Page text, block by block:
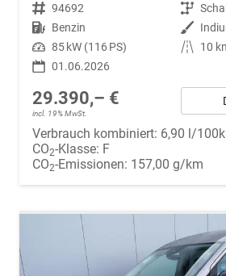
Fahrzeugnr. 94692 Getriebe
Kraftstoff Benzin Außenfarbe
Leistung 85 kW (116 PS) Kilometerstand
10
01.06.2026
29.390,– €
incl. 19% MwSt.
Verbrauch kombiniert: 6,90 l/
CO2-Klasse: F
CO2-Emissionen: 157,00 g/km